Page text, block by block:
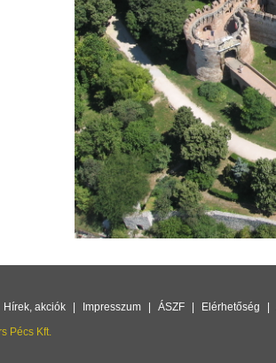
Hírek, akciók | Impresszum | ÁSZF | Elérhetőség |
Pécs Kft.